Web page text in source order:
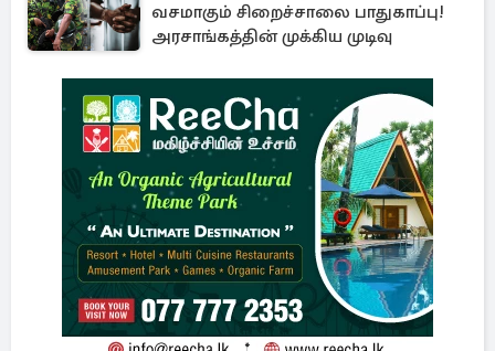
வசமாகும் சிறைச்சாலை பாதுகாப்பு!
அரசாங்கத்தின் முக்கிய முடிவு